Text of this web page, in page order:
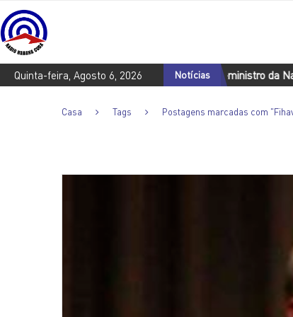
Quinta-feira, Agosto 6, 2026 Notícias
a Cuba O primeiro-ministro da Namíbia fará
Casa Tags Postagens marcadas com